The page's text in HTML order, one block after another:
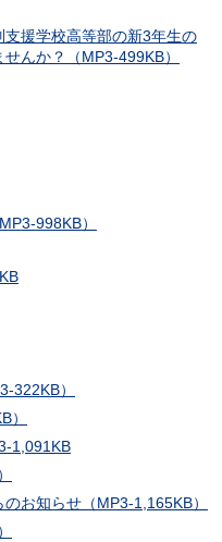
援学校高等部の新3年生の
んか？（MP3-499KB）
998KB）
322KB）
）
1,091KB
お知らせ（MP3-1,165KB）